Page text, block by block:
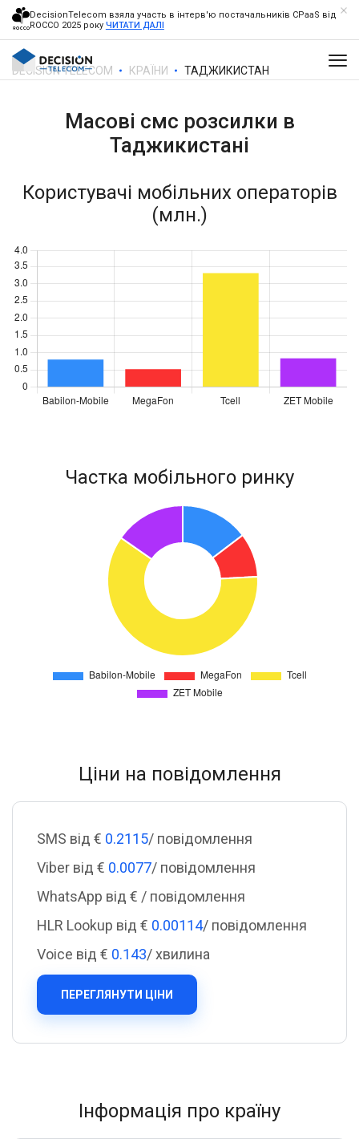
DecisionTelecom взяла участь в інтерв'ю постачальників CPaaS від
ROCCO 2025 року ЧИТАТИ ДАЛІ
DECISION TELECOM КРАЇНИ ТАДЖИКИСТАН
Масові смс розсилки в
Таджикистані
Користувачі мобільних операторів
(млн.)
Частка мобільного ринку
Ціни на повідомлення
SMS від € 0.2115/ повідомлення
Viber від € 0.0077/ повідомлення
WhatsApp від € / повідомлення
HLR Lookup від € 0.00114/ повідомлення
Voice від € 0.143/ хвилина
ПЕРЕГЛЯНУТИ ЦІНИ
Інформація про країну